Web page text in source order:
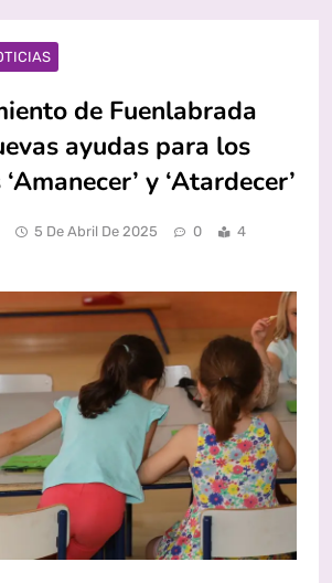
de Fuenlabrada
ayudas para los
y ‘Atardecer’
5 De Abril De 2025 0
4